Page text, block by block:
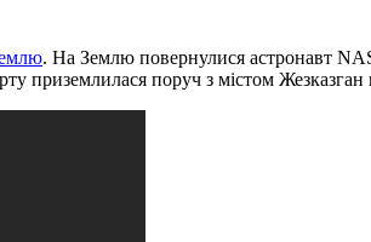
. На Землю повернулися астронавт
приземлилася поруч з містом Жезказган